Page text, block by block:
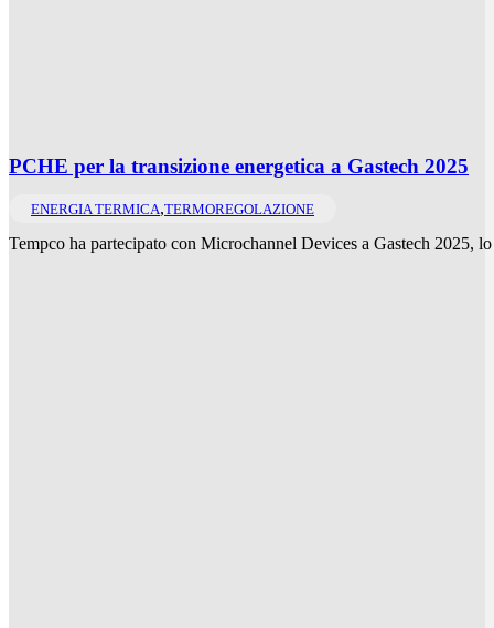
PCHE per la transizione energetica a Gastech 2025
ENERGIA TERMICA,TERMOREGOLAZIONE
Tempco ha partecipato con Microchannel Devices a Gastech 2025,